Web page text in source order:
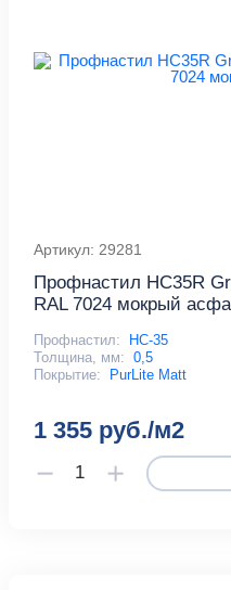
Артикул: 29281
Профнастил HC35R
RAL 7024 мокрый
Профнастил:
НС-35
Толщина, мм: 0,5
Покрытие:
PurLite Matt
1 355 руб./м2